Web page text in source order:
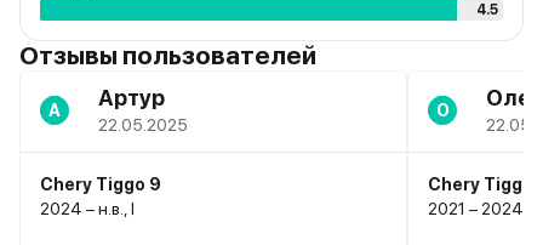
4.5
Отзывы пользователей
А Артур
22.05.2025
Chery Tiggo 9
2024 – н.в., I
О
Chery Tiggo
2021 – 2024, I